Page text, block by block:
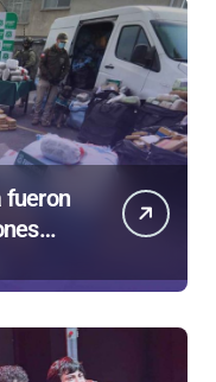
fueron